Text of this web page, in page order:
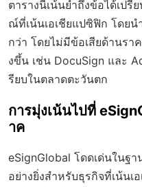
ตารางนี้เน้นย้ำถึงข้อได้เปรี
ณ์ที่เน้นเอเชียแปซิฟิก โดยน
กว่า โดยไม่มีข้อเสียด้านรา
งขึ้น เช่น DocuSign และ
รียบในตลาดตะวันตก
การมุ่งเน้นไปที่
าค
eSignGlobal โดดเด่นในฐ
อย่างยิ่งสำหรับธุรกิจที่เน้น